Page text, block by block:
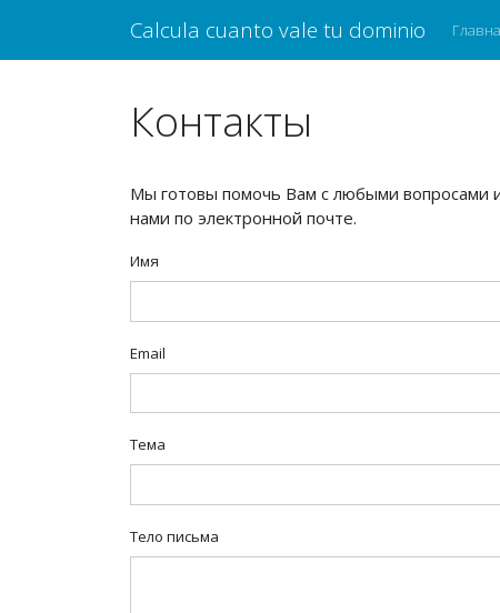
Calcula cuanto vale tu dominio
Контакты
Мы готовы помочь Вам с любыми вопросами
нами по электронной почте.
Имя
Email
Тема
Тело письма